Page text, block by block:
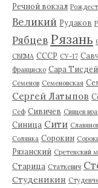
Речной вокзал
Великий Рудаков
Рябцев Рязань
СВЕМА СССР СУ-17
Франциско Сара
Семенов Семеновская
Сергей Латыпов
Сеф Сивичев Сивцев
Синица Сити
Солянка Сорокин
Рязанский Сретенский
Старица Статкевич
Студеникин